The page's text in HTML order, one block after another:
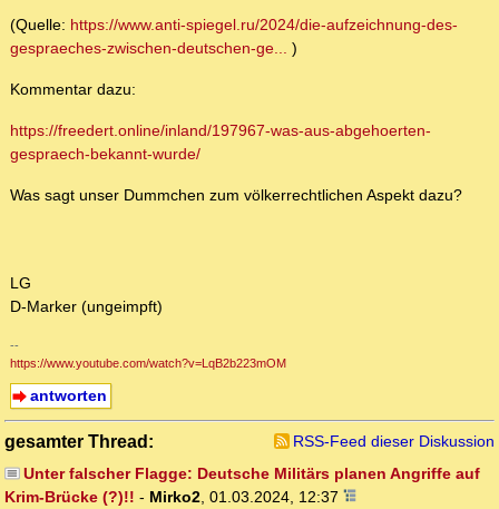
(Quelle: https://www.anti-spiegel.ru/2024/die-aufzeichnung-des-
gespraeches-zwischen-deutschen-ge... )
Kommentar dazu:
https://freedert.online/inland/197967-was-aus-abgehoerten-
gespraech-bekannt-wurde/
Was sagt unser Dummchen zum völkerrechtlichen Aspekt dazu?
LG
D-Marker (ungeimpft)
--
https://www.youtube.com/watch?v=LqB2b223mOM
antworten
gesamter Thread:
RSS-Feed dieser Diskussion
Unter falscher Flagge: Deutsche Militärs planen Angriffe auf
Krim-Brücke (?)!! - Mirko2, 01.03.2024, 12:37